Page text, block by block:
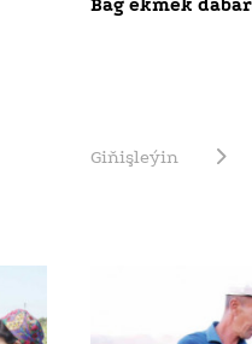
Giňişleýin